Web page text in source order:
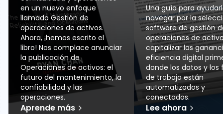
en un nuevo enfoque
llamado Gestión de
operaciones de activos.
Ahora, ¡hemos escrito el
libro! Nos complace anunciar
la publicación de
Operaciones de activos: el
futuro del mantenimiento, la
confiabilidad y las
operaciones.
Aprende más
Una guía para
navegar por la
software de gestión
operaciones de
capitalizar las
eficiencia digital
donde los datos y los
de trabajo están
automatizados y
conectados.
Lee ahora